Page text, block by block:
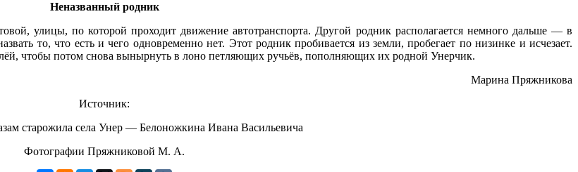
Неназванный родник
улицы, по которой проходит движение автотранспорта. Другой родник располагается немного дальше — в
то, что есть и чего одновременно нет. Этот родник пробивается из земли, пробегает по низинке и исчезает.
чтобы потом снова вынырнуть в лоно петляющих ручьёв, пополняющих их родной Унерчик.
Марина Пряжникова
Источник:
старожила села Унер — Белоножкина Ивана Васильевича
Фотографии Пряжниковой М. А.